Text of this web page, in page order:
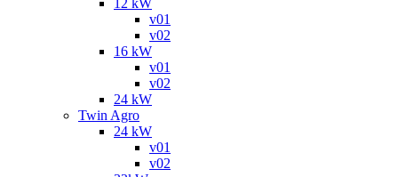
12 kW
v01
v02
16 kW
v01
v02
24 kW
Twin Agro
24 kW
v01
v02